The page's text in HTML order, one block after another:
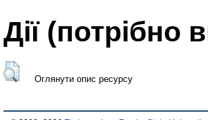
Дії ​​(потрібно
Оглянути опис ресурсу